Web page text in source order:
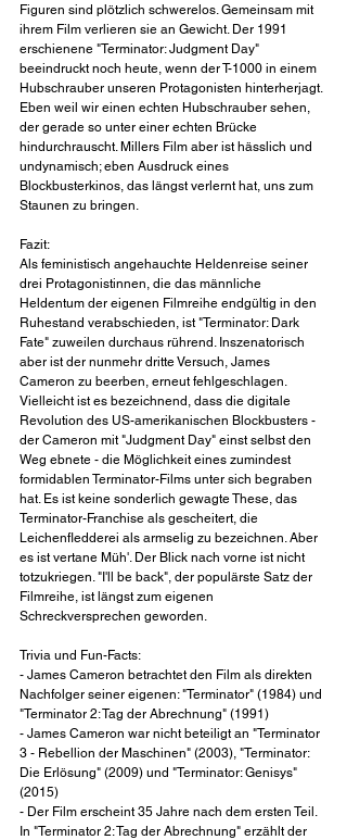
Figuren sind plötzlich schwerelos. Gemeinsam mit
ihrem Film verlieren sie an Gewicht. Der 1991
erschienene "Terminator: Judgment Day"
beeindruckt noch heute, wenn der T-1000 in einem
Hubschrauber unseren Protagonisten hinterherjagt.
Eben weil wir einen echten Hubschrauber sehen,
der gerade so unter einer echten Brücke
hindurchrauscht. Millers Film aber ist hässlich und
undynamisch; eben Ausdruck eines
Blockbusterkinos, das längst verlernt hat, uns zum
Staunen zu bringen.
Fazit:
Als feministisch angehauchte Heldenreise seiner
drei Protagonistinnen, die das männliche
Heldentum der eigenen Filmreihe endgültig in den
Ruhestand verabschieden, ist "Terminator: Dark
Fate" zuweilen durchaus rührend. Inszenatorisch
aber ist der nunmehr dritte Versuch, James
Cameron zu beerben, erneut fehlgeschlagen.
Vielleicht ist es bezeichnend, dass die digitale
Revolution des US-amerikanischen Blockbusters -
der Cameron mit "Judgment Day" einst selbst den
Weg ebnete - die Möglichkeit eines zumindest
formidablen Terminator-Films unter sich begraben
hat. Es ist keine sonderlich gewagte These, das
Terminator-Franchise als gescheitert, die
Leichenfledderei als armselig zu bezeichnen. Aber
es ist vertane Müh'. Der Blick nach vorne ist nicht
totzukriegen. "I'll be back", der populärste Satz der
Filmreihe, ist längst zum eigenen
Schreckversprechen geworden.
Trivia und Fun-Facts:
- James Cameron betrachtet den Film als direkten
Nachfolger seiner eigenen: "Terminator" (1984) und
"Terminator 2: Tag der Abrechnung" (1991)
- James Cameron war nicht beteiligt an "Terminator
3 - Rebellion der Maschinen" (2003), "Terminator:
Die Erlösung" (2009) und "Terminator: Genisys"
(2015)
- Der Film erscheint 35 Jahre nach dem ersten Teil.
In "Terminator 2: Tag der Abrechnung" erzählt der